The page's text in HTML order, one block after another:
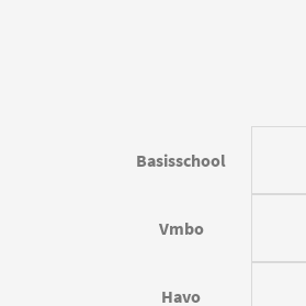
Basisschool
Vmbo
Havo